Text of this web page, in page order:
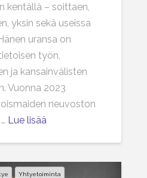
kentällä – soittaen,
yksin sekä useissa
uransa on
työn,
ja kansainvälisten
Vuonna 2023
neuvoston
Lue lisää
Yhtyetoiminta